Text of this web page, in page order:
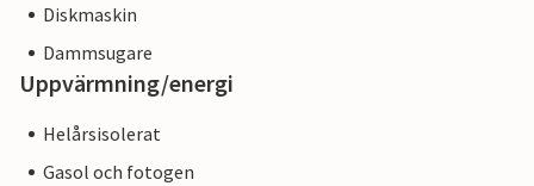
Diskmaskin
Dammsugare
Uppvärmning/energi
Helårsisolerat
Gasol och fotogen